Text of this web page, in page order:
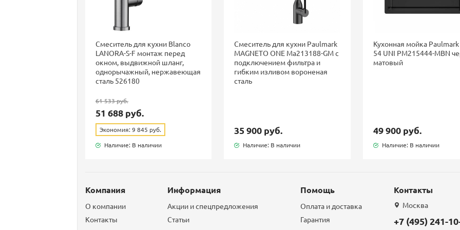
Смеситель для кухни Blanco
LANORA-S-F монтаж перед
окном, выдвижной шланг,
однорычажный, нержавеющая
сталь 526180
61 533 руб.
51 688 руб.
Экономия: 9 845 руб.
Наличие: В наличии
Смеситель для кухни Paulmark
MAGNETO ONE Ma213188-GM с
подключением фильтра и
гибким изливом вороненая
сталь
35 900 руб.
Наличие: В наличии
Кухонная мойка Paulmark
54 UNI PM215444-MBN
матовый
49 900 руб.
Наличие: В наличии
Компания
О компании
Контакты
Информация
Акции и спецпредложения
Статьи
Помощь
Оплата и доставка
Гарантия
Контакты
Москва
+7 (495) 241-